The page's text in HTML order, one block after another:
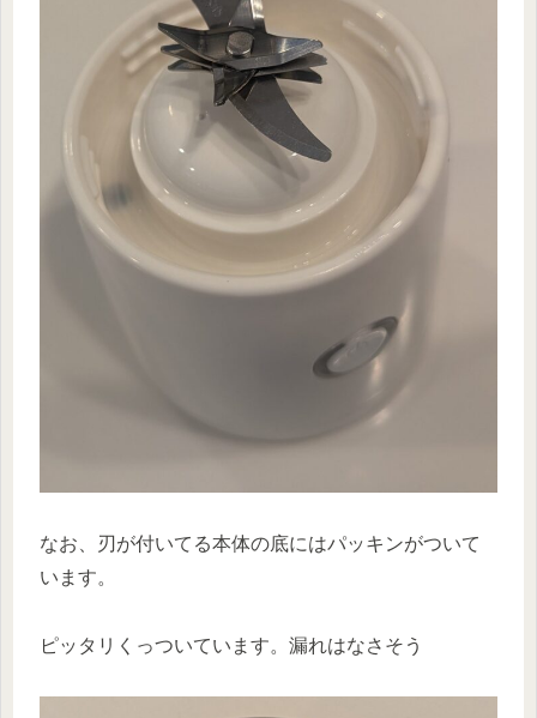
なお、刃が付いてる本体の底にはパッキンがついて
います。
ピッタリくっついています。漏れはなさそう